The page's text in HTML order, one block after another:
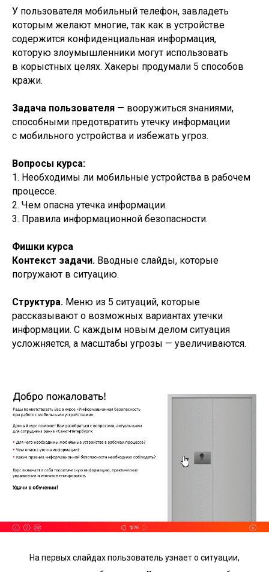
У пользователя мобильный телефон, завладеть
которым желают многие, так как в устройстве
содержится конфиденциальная информация,
которую злоумышленники могут использовать
в корыстных целях. Хакеры продумали 5 способов
кражи.
Задача пользователя — вооружиться знаниями,
способными предотвратить утечку информации
с мобильного устройства и избежать угроз.
Вопросы курса:
1. Необходимы ли мобильные устройства в рабочем
процессе.
2. Чем опасна утечка информации.
3. Правила информационной безопасности.
Фишки курса
Контекст задачи. Вводные слайды, которые
погружают в ситуацию.
Структура. Меню из 5 ситуаций, которые
рассказывают о возможных вариантах утечки
информации. С каждым новым делом ситуация
усложняется, а масштабы угрозы — увеличиваются.
На первых слайдах пользователь узнает о ситуации,